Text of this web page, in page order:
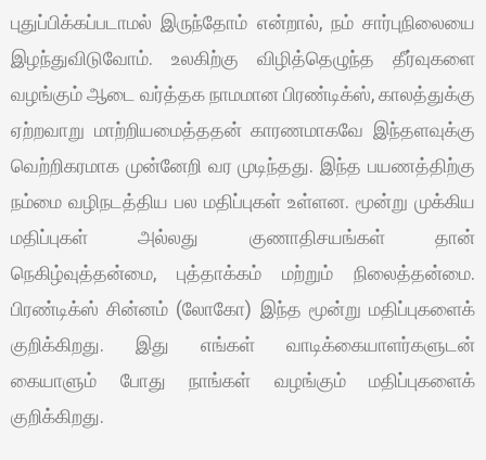
புதுப்பிக்கப்படாமல் இருந்தோம் என்றால், நம் சார்புநிலையை
இழந்துவிடுவோம். உலகிற்கு விழித்தெழுந்த தீர்வுகளை
வழங்கும் ஆடை வர்த்தக நாமமான பிரண்டிக்ஸ், காலத்துக்கு
ஏற்றவாறு மாற்றியமைத்ததன் காரணமாகவே இந்தளவுக்கு
வெற்றிகரமாக முன்னேறி வர முடிந்தது. இந்த பயணத்திற்கு
நம்மை வழிநடத்திய பல மதிப்புகள் உள்ளன. மூன்று முக்கிய
மதிப்புகள் அல்லது குணாதிசயங்கள் தான்
நெகிழ்வுத்தன்மை, புத்தாக்கம் மற்றும் நிலைத்தன்மை.
பிரண்டிக்ஸ் சின்னம் (லோகோ) இந்த மூன்று மதிப்புகளைக்
குறிக்கிறது. இது எங்கள் வாடிக்கையாளர்களுடன்
கையாளும் போது நாங்கள் வழங்கும் மதிப்புகளைக்
குறிக்கிறது.